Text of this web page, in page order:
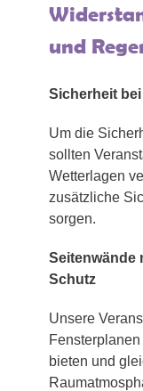
und
Sicherheit
Um die
sollten
Wetterlagen
zusätzliche
sorgen.
Seitenwände
Schutz
Unsere
bieten und